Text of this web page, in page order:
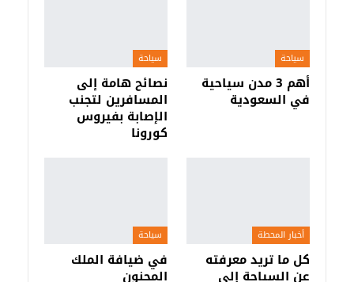
سياحة
أهم 3 مدن سياحية
في السعودية
سياحة
نصائح هامة إلى
المسافرين لتجنب
الإصابة بفيروس
كورونا
أخبار المحطة
كل ما تريد معرفته
عن السياحة إلى
سياحة
في ضيافة الملك
المجنون